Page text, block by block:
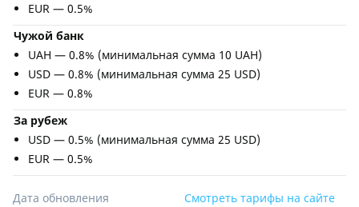
EUR — 0.5%
Чужой банк
UAH — 0.8% (минимальная сумма 10 UAH)
USD — 0.8% (минимальная сумма 25 USD)
EUR — 0.8%
За рубеж
USD — 0.5% (минимальная сумма 25 USD)
EUR — 0.5%
Дата обновления
Смотреть тарифы на сайте